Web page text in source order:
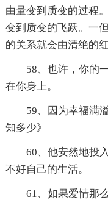
由量变到质变的过程
变到质变的飞跃。一
的关系就会由清绝的
58、也许，你的
在你身上。
59、因为幸福满
知多少》
60、他安然地投
不好自己的生活。
61、如果爱情那